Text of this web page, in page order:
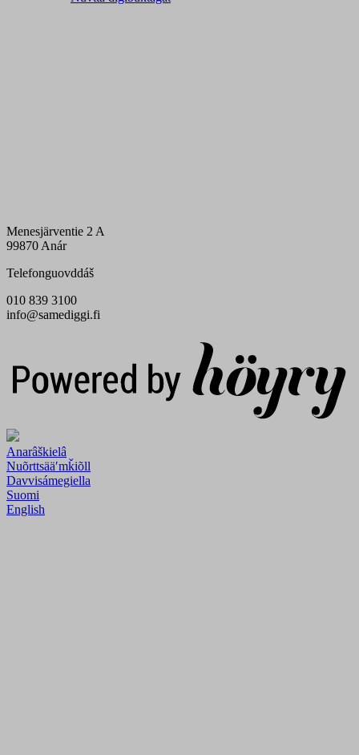
Menesjärventie 2 A
99870 Anár
Telefonguovddáš
010 839 3100
info@samediggi.fi
Anarâškielâ
Nuõrttsääʹmǩiõll
Davvisámegiella
Suomi
English